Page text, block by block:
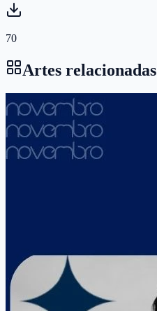
70
Artes relacionadas